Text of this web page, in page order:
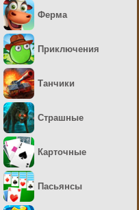
Ферма
Приключения
Танчики
Страшные
Карточные
Пасьянсы